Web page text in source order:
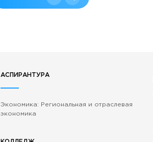
АСПИРАНТУРА
Экономика: Региональная и отраслевая
экономика